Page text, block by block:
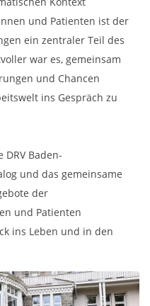
und Patienten ist der
ein zentraler Teil des
war es, gemeinsam
und Chancen
ins Gespräch zu
Baden-
und das gemeinsame
der
und Patienten
ins Leben und in den